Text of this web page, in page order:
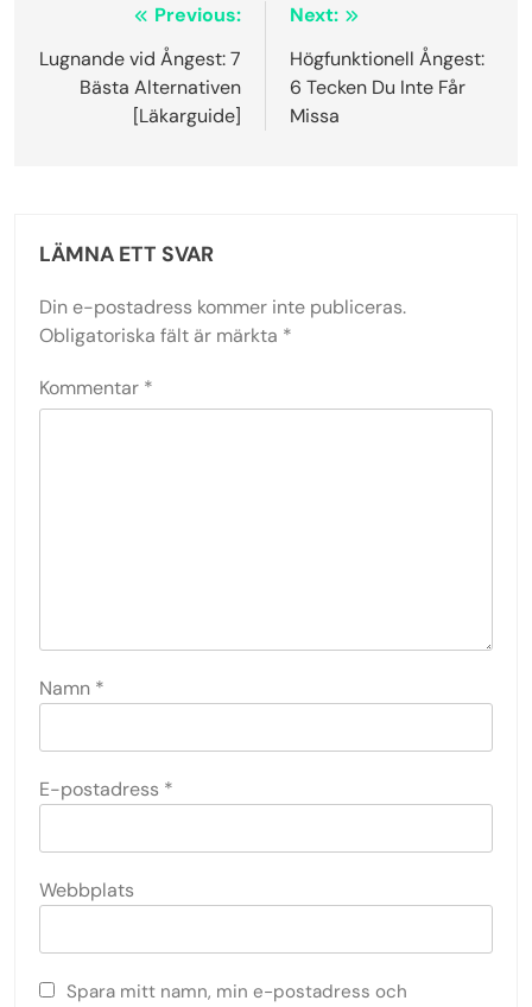
Inläggsnavigering
Previous:
Lugnande vid Ångest: 7
Bästa Alternativen
[Läkarguide]
Next:
Högfunktionell Ångest:
6 Tecken Du Inte Får
Missa
LÄMNA ETT SVAR
Din e-postadress kommer inte publiceras.
Obligatoriska fält är märkta *
Kommentar *
Namn *
E-postadress *
Webbplats
Spara mitt namn, min e-postadress och